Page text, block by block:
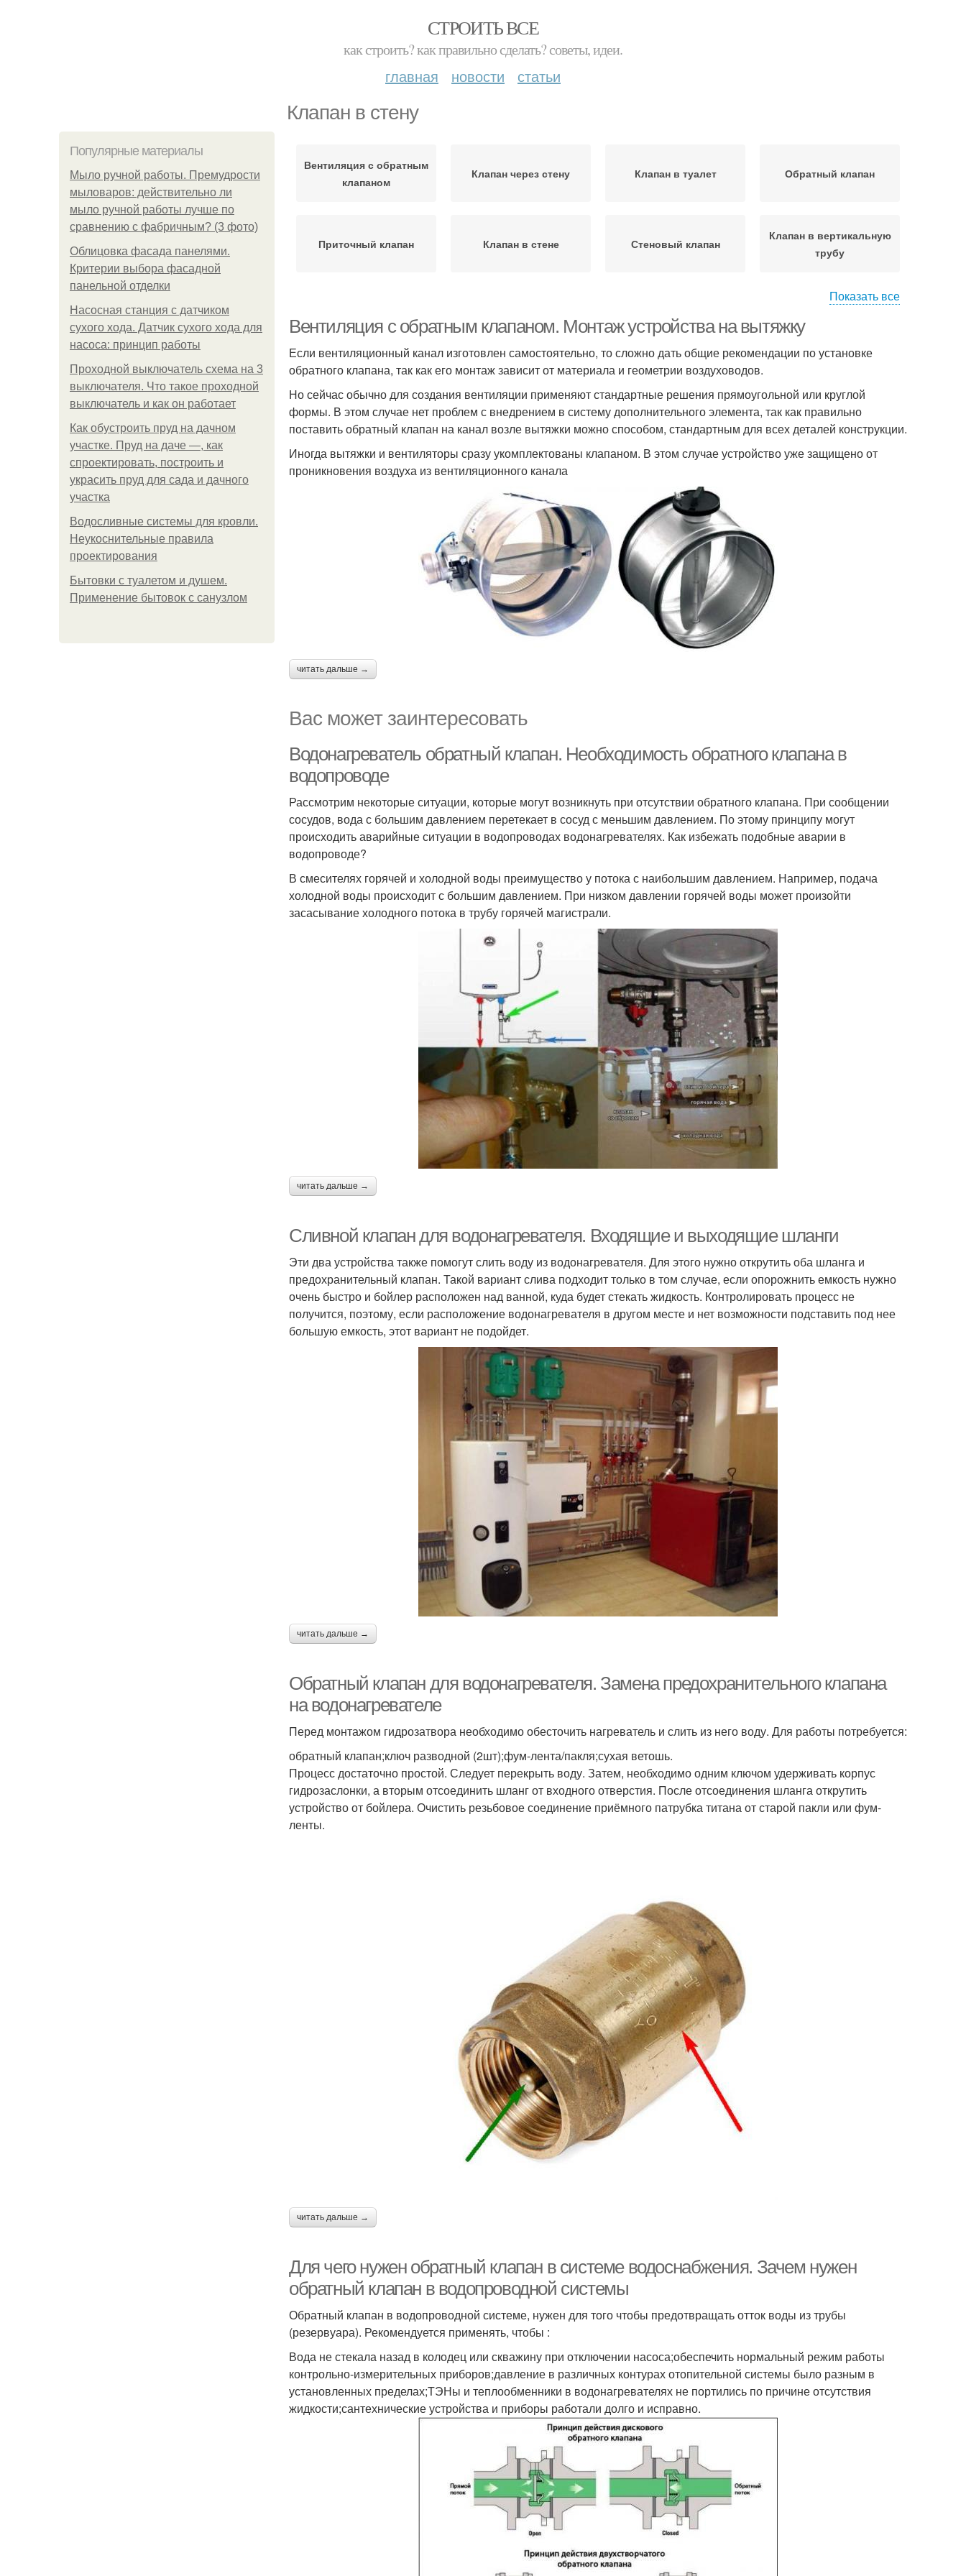
СТРОИТЬ ВСЕ
как строить? как правильно сделать? советы, идеи.
главная новости статьи
Клапан в стену
Популярные материалы
Мыло ручной работы. Премудрости
мыловаров: действительно ли
мыло ручной работы лучше по
сравнению с фабричным? (3 фото)
Облицовка фасада панелями.
Критерии выбора фасадной
панельной отделки
Насосная станция с датчиком
сухого хода. Датчик сухого хода для
насоса: принцип работы
Проходной выключатель схема на 3
выключателя. Что такое проходной
выключатель и как он работает
Как обустроить пруд на дачном
участке. Пруд на даче —, как
спроектировать, построить и
украсить пруд для сада и дачного
участка
Водосливные системы для кровли.
Неукоснительные правила
проектирования
Бытовки с туалетом и душем.
Применение бытовок с санузлом
Вентиляция с обратным
клапаном
Клапан через стену Клапан в туалет Обратный клапан
Приточный клапан Клапан в стене Стеновый клапан
Клапан в вертикальную
трубу
Показать все
Вентиляция с обратным клапаном. Монтаж устройства на вытяжку
Если вентиляционный канал изготовлен самостоятельно, то сложно дать общие рекомендации по установке
обратного клапана, так как его монтаж зависит от материала и геометрии воздуховодов.
Но сейчас обычно для создания вентиляции применяют стандартные решения прямоугольной или круглой
формы. В этом случае нет проблем с внедрением в систему дополнительного элемента, так как правильно
поставить обратный клапан на канал возле вытяжки можно способом, стандартным для всех деталей конструкции.
Иногда вытяжки и вентиляторы сразу укомплектованы клапаном. В этом случае устройство уже защищено от
проникновения воздуха из вентиляционного канала
читать дальше →
Вас может заинтересовать
Водонагреватель обратный клапан. Необходимость обратного клапана в
водопроводе
Рассмотрим некоторые ситуации, которые могут возникнуть при отсутствии обратного клапана. При сообщении
сосудов, вода с большим давлением перетекает в сосуд с меньшим давлением. По этому принципу могут
происходить аварийные ситуации в водопроводах водонагревателях. Как избежать подобные аварии в
водопроводе?
В смесителях горячей и холодной воды преимущество у потока с наибольшим давлением. Например, подача
холодной воды происходит с большим давлением. При низком давлении горячей воды может произойти
засасывание холодного потока в трубу горячей магистрали.
читать дальше →
Сливной клапан для водонагревателя. Входящие и выходящие шланги
Эти два устройства также помогут слить воду из водонагревателя. Для этого нужно открутить оба шланга и
предохранительный клапан. Такой вариант слива подходит только в том случае, если опорожнить емкость нужно
очень быстро и бойлер расположен над ванной, куда будет стекать жидкость. Контролировать процесс не
получится, поэтому, если расположение водонагревателя в другом месте и нет возможности подставить под нее
большую емкость, этот вариант не подойдет.
читать дальше →
Обратный клапан для водонагревателя. Замена предохранительного клапана
на водонагревателе
Перед монтажом гидрозатвора необходимо обесточить нагреватель и слить из него воду. Для работы потребуется:
обратный клапан;ключ разводной (2шт);фум-лента/пакля;сухая ветошь.
Процесс достаточно простой. Следует перекрыть воду. Затем, необходимо одним ключом удерживать корпус
гидрозаслонки, а вторым отсоединить шланг от входного отверстия. После отсоединения шланга открутить
устройство от бойлера. Очистить резьбовое соединение приёмного патрубка титана от старой пакли или фум-
ленты.
читать дальше →
Для чего нужен обратный клапан в системе водоснабжения. Зачем нужен
обратный клапан в водопроводной системы
Обратный клапан в водопроводной системе, нужен для того чтобы предотвращать отток воды из трубы
(резервуара). Рекомендуется применять, чтобы :
Вода не стекала назад в колодец или скважину при отключении насоса;обеспечить нормальный режим работы
контрольно-измерительных приборов;давление в различных контурах отопительной системы было разным в
установленных пределах;ТЭНы и теплообменники в водонагревателях не портились по причине отсутствия
жидкости;сантехнические устройства и приборы работали долго и исправно.